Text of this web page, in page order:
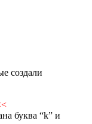
создали
буква “k” и